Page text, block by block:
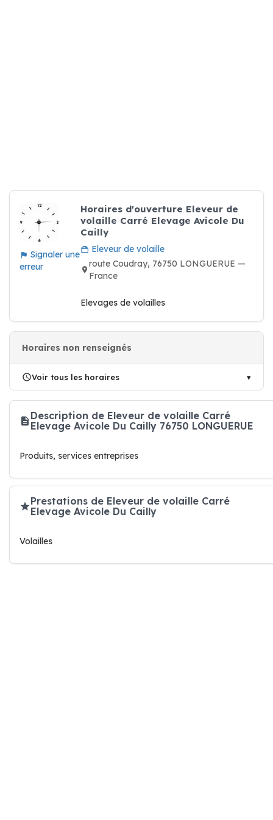
Signaler une
erreur
Horaires d'ouverture Eleveur de
volaille Carré Elevage Avicole Du
Cailly
Eleveur de volaille
route Coudray, 76750 LONGUERUE —
France
Elevages de volailles
Horaires non renseignés
Voir tous les horaires
Description de Eleveur de volaille Carré
Elevage Avicole Du Cailly 76750 LONGUERUE
Produits, services entreprises
Prestations de Eleveur de volaille Carré
Elevage Avicole Du Cailly
Volailles